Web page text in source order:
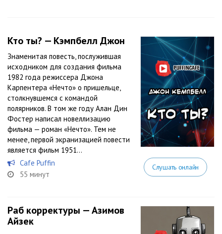
Кто ты? — Кэмпбелл Джон
Знаменитая повесть, послужившая
исходником для создания фильма
1982 года режиссера Джона
Карпентера «Нечто» о пришельце,
столкнувшемся с командой
полярников. В том же году Алан Дин
Фостер написал новеллизацию
фильма — роман «Нечто». Тем не
менее, первой экранизацией повести
является фильм 1951...
Cafe Puffin
55 минут
Слушать онлайн
Раб корректуры — Азимов
Айзек